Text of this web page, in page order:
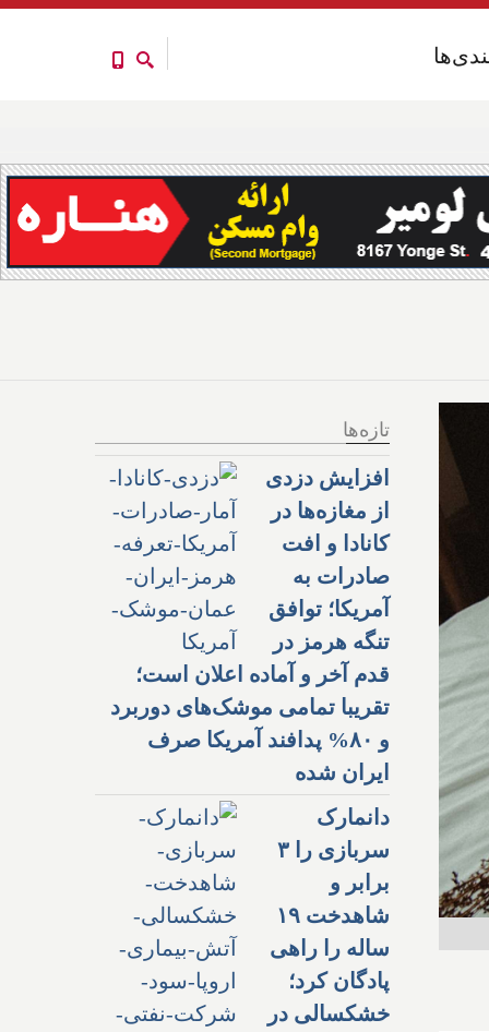
تازه‌ها
افزایش دزدی
از مغازه‌ها در
کانادا و افت
صادرات به
آمریکا؛ توافق
تنگه هرمز در
قدم آخر و آماده اعلان است؛
تقریبا تمامی موشک‌های دوربرد
و ۸۰% پدافند آمریکا صرف
ایران شده
دانمارک
سربازی را ۳
برابر و
شاهدخت ۱۹
ساله را راهی
پادگان کرد؛
خشکسالی در